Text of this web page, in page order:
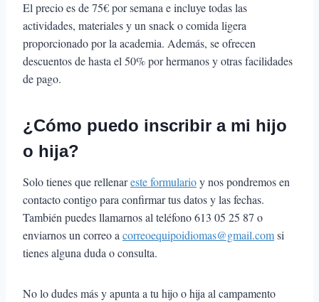
El precio es de 75€ por semana e incluye todas las
actividades, materiales y un snack o comida ligera
proporcionado por la academia. Además, se ofrecen
descuentos de hasta el 50% por hermanos y otras facilidades
de pago.
¿Cómo puedo inscribir a mi hijo
o hija?
Solo tienes que rellenareste formularioy nos pondremos en
contacto contigo para confirmar tus datos y las fechas.
También puedes llamarnos al teléfono 613 05 25 87 o
enviarnos un correo acorreoequipoidiomas@gmail.comsi
tienes alguna duda o consulta.
No lo dudes más y apunta a tu hijo o hija al campamento